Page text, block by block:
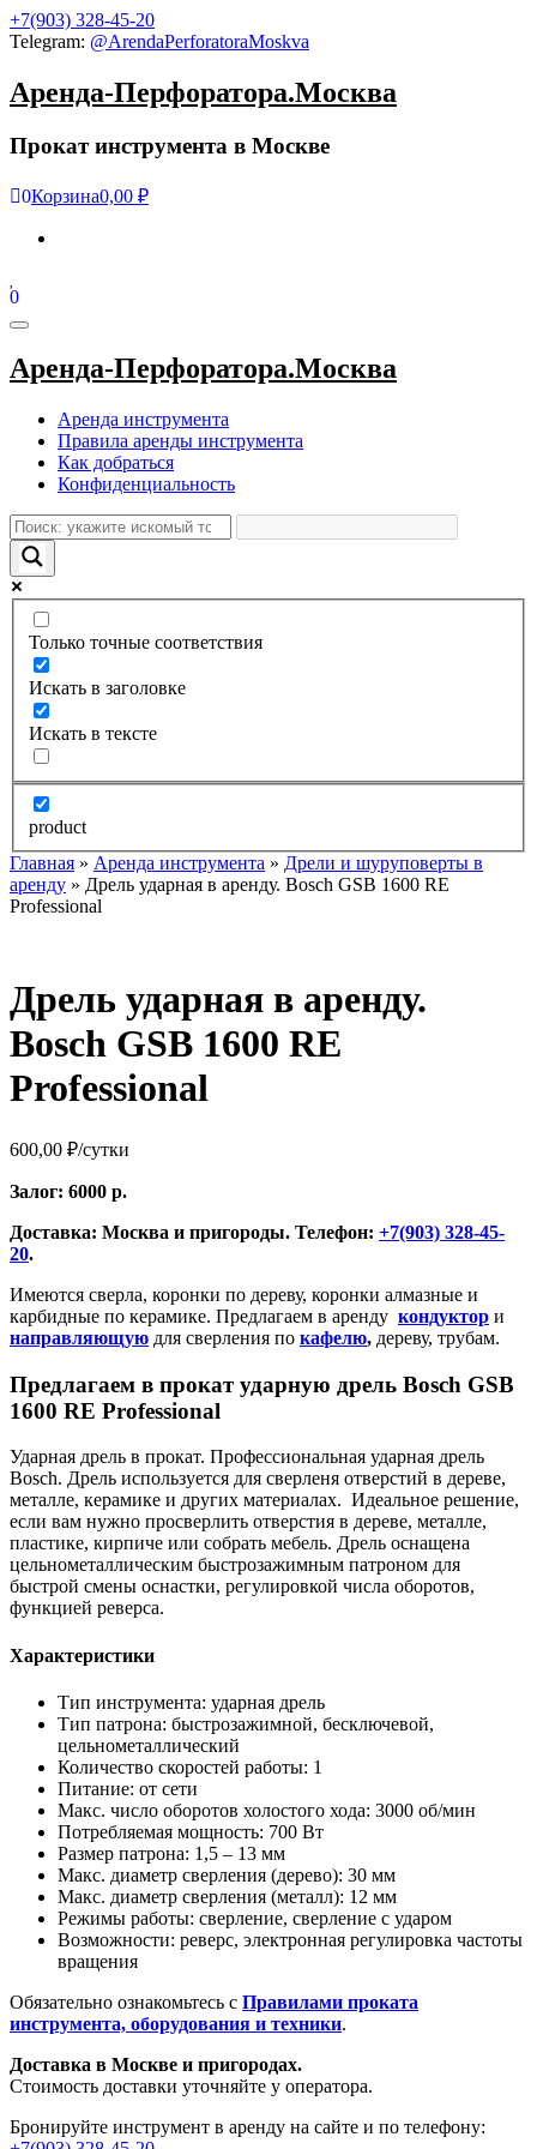
Skip
to
content
+7(903) 328-45-20
Telegram: @ArendaPerforatoraMoskva
Аренда-Перфоратора.Москва
Прокат инструмента в Москве
0Корзина0,00 ₽
0
Toggle
Аренда-Перфоратора.Москва
Аренда инструмента
Правила аренды инструмента
Как добраться
Конфиденциальность
Только точные соответствия
Искать в заголовке
Искать в тексте
product
Главная » Аренда инструмента » Дрели и шуруповерты в
аренду » Дрель ударная в аренду. Bosch GSB 1600 RE
Professional
Дрель ударная в аренду.
Bosch GSB 1600 RE
Professional
600,00 ₽/сутки
Залог: 6000 р.
Доставка: Москва и пригороды. Телефон: +7(903) 328-45-
20.
Имеются сверла, коронки по дереву, коронки алмазные и
карбидные по керамике. Предлагаем в аренду кондуктор и
направляющую для сверления по кафелю, дереву, трубам.
Предлагаем в прокат ударную дрель Bosch GSB
1600 RE Professional
Ударная дрель в прокат. Профессиональная ударная дрель
Bosch. Дрель используется для сверленя отверстий в дереве,
металле, керамике и других материалах. Идеальное решение,
если вам нужно просверлить отверстия в дереве, металле,
пластике, кирпиче или собрать мебель. Дрель оснащена
цельнометаллическим быстрозажимным патроном для
быстрой смены оснастки, регулировкой числа оборотов,
функцией реверса.
Характеристики
Тип инструмента: ударная дрель
Тип патрона: быстрозажимной, бесключевой,
цельнометаллический
Количество скоростей работы: 1
Питание: от сети
Макс. число оборотов холостого хода: 3000 об/мин
Потребляемая мощность: 700 Вт
Размер патрона: 1,5 – 13 мм
Макс. диаметр сверления (дерево): 30 мм
Макс. диаметр сверления (металл): 12 мм
Режимы работы: сверление, сверление с ударом
Возможности: реверс, электронная регулировка частоты
вращения
Обязательно ознакомьтесь с Правилами проката
инструмента, оборудования и техники.
Доставка в Москве и пригородах.
Стоимость доставки уточняйте у оператора.
Бронируйте инструмент в аренду на сайте и по телефону: